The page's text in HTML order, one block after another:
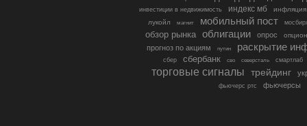
инвестиции в недвижимость индекс мб
инфляция
лукойл
магнит мобильный пост
обзор рынка облигации опрос
прогноз по акциям путин раскрытие
сбер сбербанк сво северсталь смартлаб
торговые сигналы трейдинг
фьючерс ртс фьючерсы